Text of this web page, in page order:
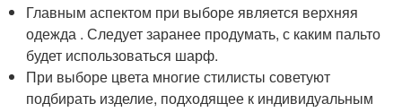
Главным аспектом при выборе является верхняя
одежда . Следует заранее продумать, с каким пальто
будет использоваться шарф.
При выборе цвета многие стилисты советуют
подбирать изделие, подходящее к индивидуальным